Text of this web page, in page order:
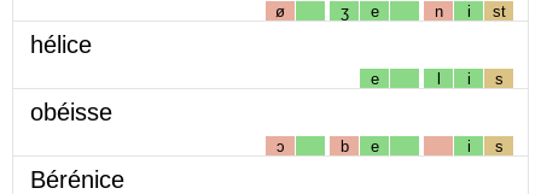
ø ʒ e n i st
hélice
e l i s
obéisse
ɔ b e i s
Bérénice